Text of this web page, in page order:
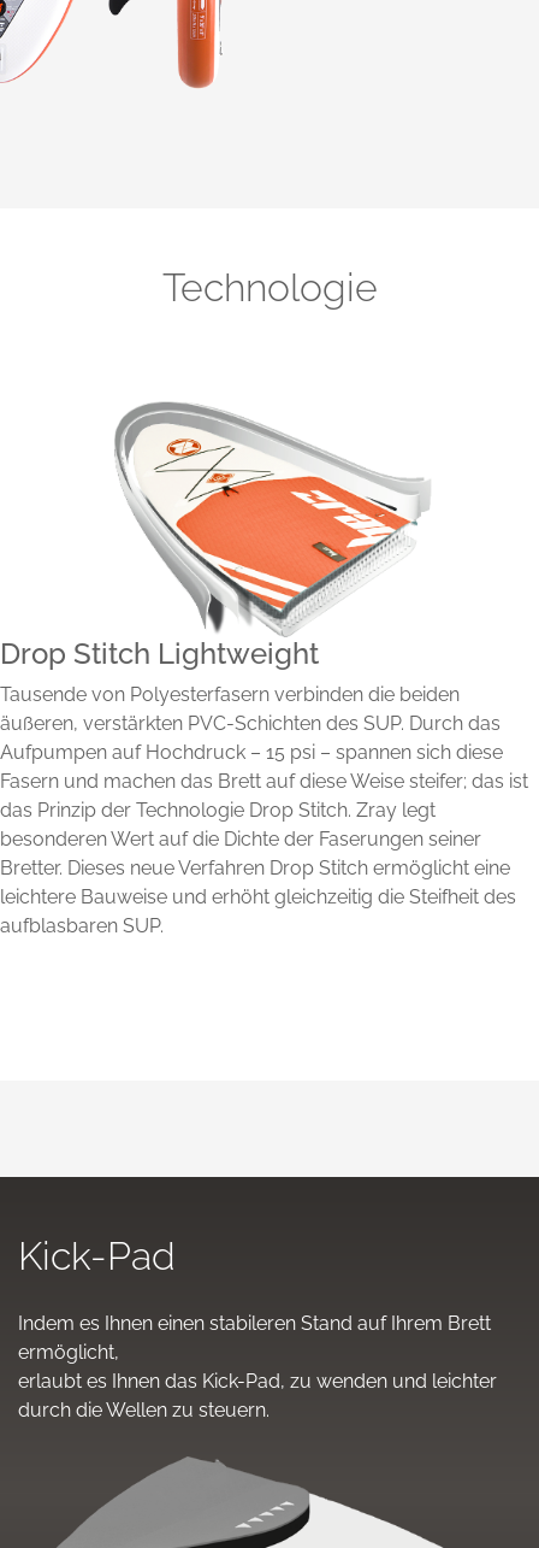
Technologie
Drop Stitch Lightweight
Tausende von Polyesterfasern verbinden die beiden
äußeren, verstärkten PVC-Schichten des SUP. Durch das
Aufpumpen auf Hochdruck – 15 psi – spannen sich diese
Fasern und machen das Brett auf diese Weise steifer; das ist
das Prinzip der Technologie Drop Stitch. Zray legt
besonderen Wert auf die Dichte der Faserungen seiner
Bretter. Dieses neue Verfahren Drop Stitch ermöglicht eine
leichtere Bauweise und erhöht gleichzeitig die Steifheit des
aufblasbaren SUP.
Kick-Pad
Indem es Ihnen einen stabileren Stand auf Ihrem Brett
ermöglicht,
erlaubt es Ihnen das Kick-Pad, zu wenden und leichter
durch die Wellen zu steuern.